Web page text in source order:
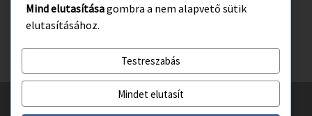
Facebook Instagram
© 2026Gyulasport Nonprofit Kft.– All rights reserved
Mind elutasításagombra a nem alapvető sütik
elutasításához.
Testreszabás
Mindet elutasít